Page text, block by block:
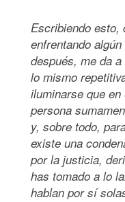
Escribiendo esto,
enfrentando
después, me da
lo mismo
iluminarse que
persona
y, sobre todo,
existe una
por la justicia,
has tomado a lo
hablan por sí